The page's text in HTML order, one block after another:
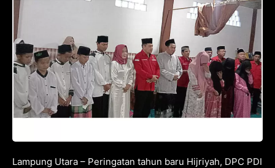
Lampung Utara – Peringatan tahun baru Hijriyah, DPC PDI